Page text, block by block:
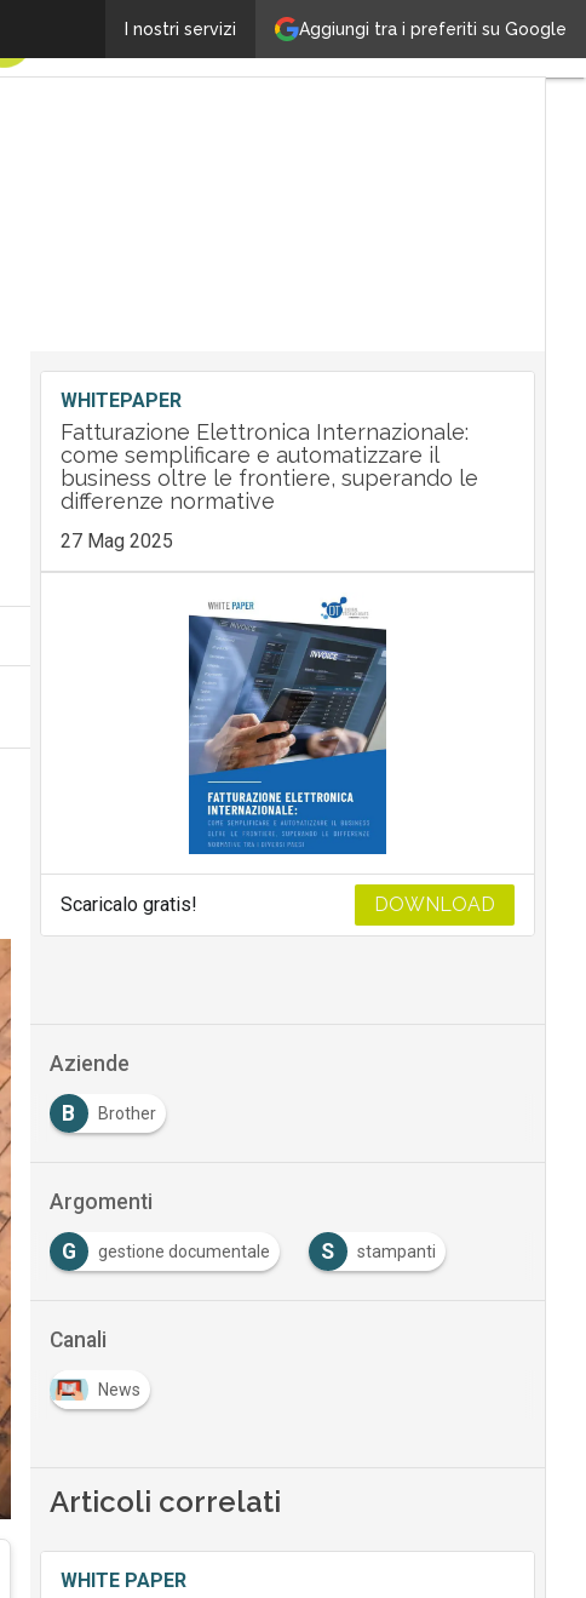
Aggiungi tra i preferiti su Google
I nostri servizi
Da Brother un’acquisizione documentale
WHITEPAPER
Fatturazione Elettronica Internazionale:
come semplificare e automatizzare il
business oltre le frontiere, superando le
differenze normative
27 Mag 2025
Scaricalo gratis! DOWNLOAD
Aziende
B Brother
Argomenti
G gestione documentale S stampanti
Canali
News
Articoli correlati
WHITE PAPER